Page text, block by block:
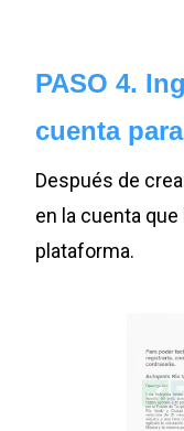
PASO 4.
cuenta
Después de
en la cuenta
plataforma.